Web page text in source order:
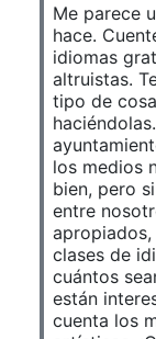
Me parece
hace.
idiomas
altruistas.
tipo de
los medios
bien, pero
entre
clases de
cuántos
están
cuenta los